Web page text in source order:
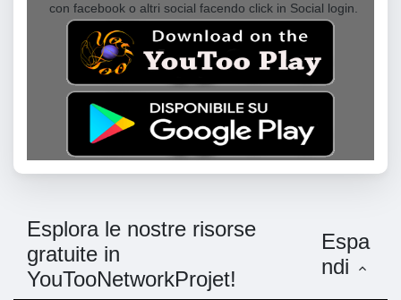
con facebook o altri social facendo click in Social login.
Esplora le nostre risorse
gratuite in
YouTooNetworkProjet!
Espa
ndi